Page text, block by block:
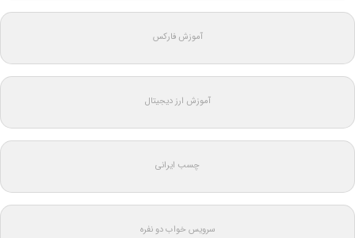
آموزش فارکس
آموزش ارز دیجیتال
چسب ایرانی
سرویس خواب دو نفره